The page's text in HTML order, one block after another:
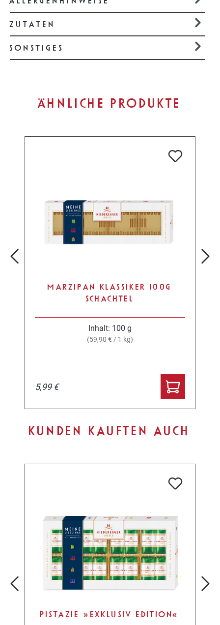
ZUTATEN
SONSTIGES
Produktgalerie überspringen
ÄHNLICHE PRODUKTE
MARZIPAN KLASSIKER 100G
SCHACHTEL
Inhalt: 100 g
(59,90 € / 1 kg)
5,99 €
Produktgalerie überspringen
KUNDEN KAUFTEN AUCH
PISTAZIE »EXKLUSIV EDITION«